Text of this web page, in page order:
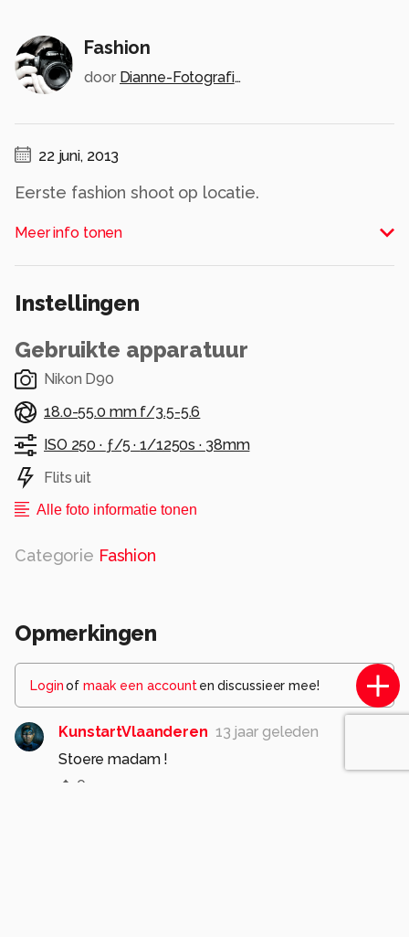
Fashion
door Dianne-Fotografie
22 juni, 2013
Eerste fashion shoot op locatie.
Alle rechten voorbehouden
Meer info tonen
Instellingen
Gebruikte apparatuur
Nikon D90
18.0-55.0 mm f/3.5-5.6
ISO 250 · ƒ/5 ·1/1250s · 38mm
Flits uit
Alle foto informatie tonen
Categorie Fashion
Opmerkingen
Loginof maak een account en discussieer mee!
KunstartVlaanderen 13 jaar geleden
Stoere madam !
0